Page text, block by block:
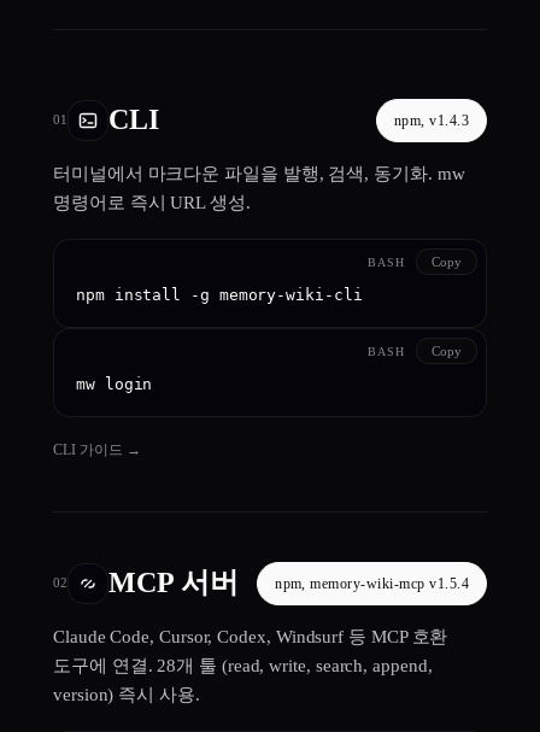
01 CLI npm, v1.4.3
터미널에서 마크다운 파일을 발행, 검색, 동기화. mw
명령어로 즉시 URL 생성.
BASH Copy
npm install -g memory-wiki-cli
BASH Copy
mw login
CLI 가이드 →
02 MCP 서버 npm, memory-wiki-mcp v1.5.4
Claude Code, Cursor, Codex, Windsurf 등 MCP 호환
도구에 연결. 28개 툴 (read, write, search, append,
version) 즉시 사용.